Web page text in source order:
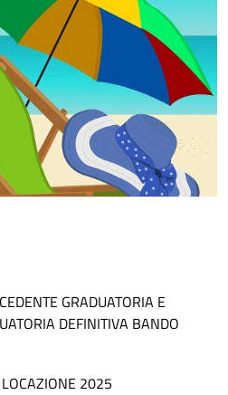
GRADUATORIA E
DEFINITIVA BANDO
2025